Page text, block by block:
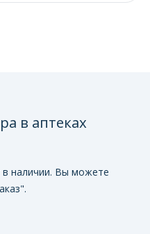
в аптеках
наличии. Вы можете